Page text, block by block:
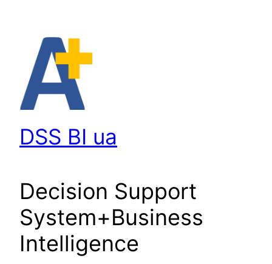
DSS BI ua
Decision Support
System+Business
Intelligence